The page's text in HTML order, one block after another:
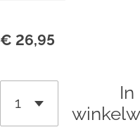
€ 26,95
In